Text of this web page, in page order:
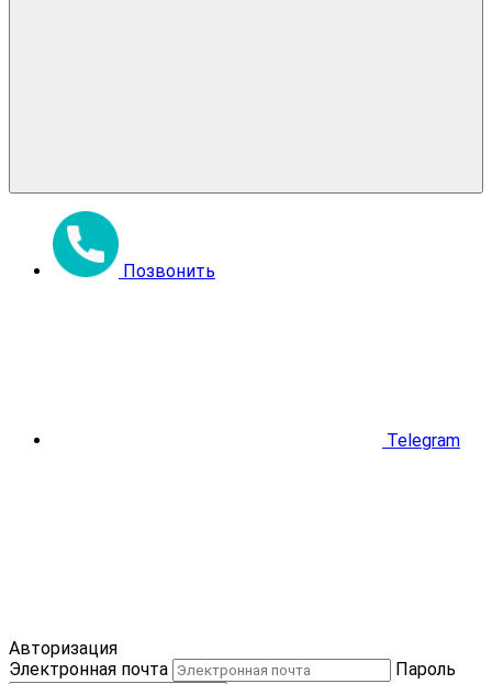
Позвонить
Telegram
Авторизация
Электронная почта
Пароль